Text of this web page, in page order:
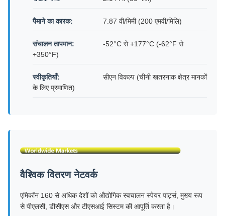
पैमाने का कारक: 7.87 वी/मिमी (200 एमवी/मिलि)
संचालन तापमान:
-52°C से +177°C (-62°F से
+350°F)
स्वीकृतियाँ:
सीएन विकल्प (चीनी खतरनाक क्षेत्र मानकों
के लिए प्रमाणित)
वैश्विक वितरण नेटवर्क
एमिकॉन 160 से अधिक देशों को औद्योगिक स्वचालन स्पेयर पार्ट्स, मुख्य रूप
से पीएलसी, डीसीएस और टीएसआई सिस्टम की आपूर्ति करता है।